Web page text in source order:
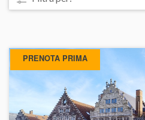
Trattamento
PRENOTA PRIMA